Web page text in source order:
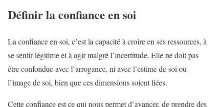
Définir la confiance en soi
La confiance en soi, c’est la capacité à croire en ses ressources, à
se sentir légitime et à agir malgré l’incertitude. Elle ne doit pas
être confondue avec l’arrogance, ni avec l’estime de soi ou
l’image de soi, bien que ces dimensions soient liées.
Cette confiance est ce qui nous permet d’avancer, de prendre des